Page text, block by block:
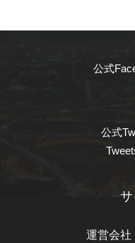
公式
公式
運営会社